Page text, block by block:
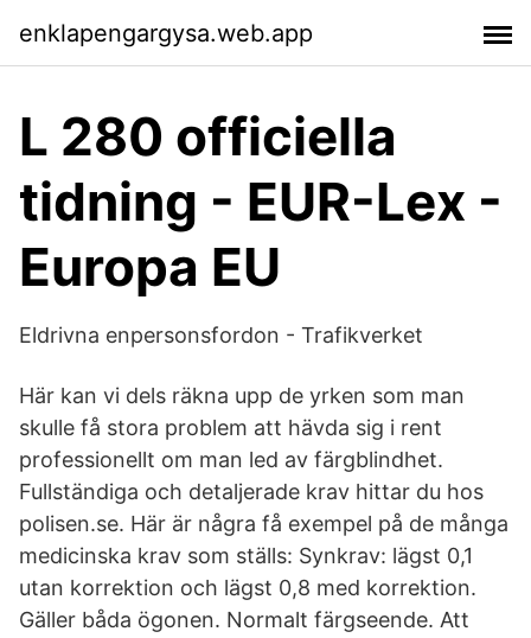
enklapengargysa.web.app
L 280 officiella
tidning - EUR-Lex -
Europa EU
Eldrivna enpersonsfordon - Trafikverket
Här kan vi dels räkna upp de yrken som man
skulle få stora problem att hävda sig i rent
professionellt om man led av färgblindhet.
Fullständiga och detaljerade krav hittar du hos
polisen.se. Här är några få exempel på de många
medicinska krav som ställs: Synkrav: lägst 0,1
utan korrektion och lägst 0,8 med korrektion.
Gäller båda ögonen. Normalt färgseende. Att